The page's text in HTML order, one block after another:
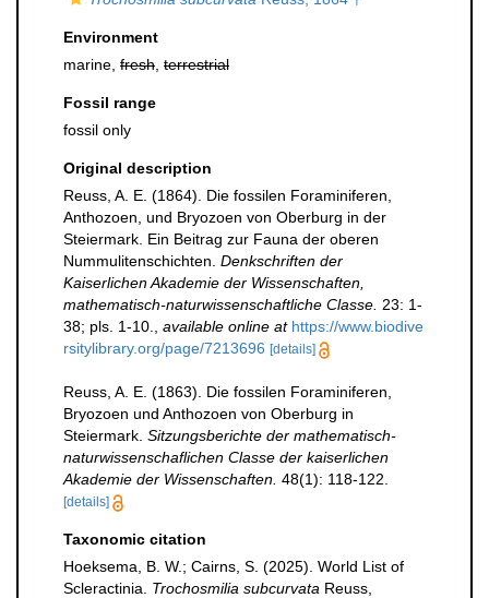
Environment
marine, fresh terrestrial
Fossil range
fossil only
Original description
Reuss, A. E. (1864). Die fossilen Foraminiferen,
Anthozoen, und Bryozoen von Oberburg in der
Steiermark. Ein Beitrag zur Fauna der oberen
Nummulitenschichten. Denkschriften der
Kaiserlichen Akademie der Wissenschaften,
mathematisch-naturwissenschaftliche Classe. 23: 1-
38; pls. 1-10.
available online at https://www.biodive
rsitylibrary.org/page/7213696 [details]
Reuss, A. E. (1863). Die fossilen Foraminiferen,
Bryozoen und Anthozoen von Oberburg in
Steiermark. Sitzungsberichte der mathematisch-
naturwissenschaflichen Classe der kaiserlichen
Akademie der Wissenschaften. 48(1): 118-122.
[details]
Taxonomic citation
Hoeksema, B. W.; Cairns, S. (2025). World List of
Scleractinia. Trochosmilia subcurvata Reuss,